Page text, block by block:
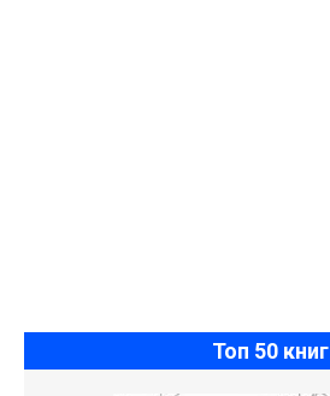
Топ 50 книг